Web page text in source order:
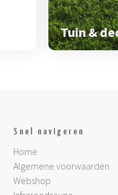
Tuin &
Snel navigeren
Home
Algemene voorwaarden
Webshop